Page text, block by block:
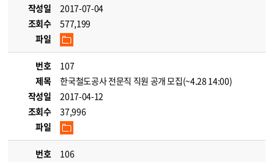
작성일
2017-07-04
조회수
577,199
파일
번호
107
제목
한국철도공사 전문직 직원 공개 모집(~4.28 14:00)
작성일
2017-04-12
조회수
37,996
파일
번호
106